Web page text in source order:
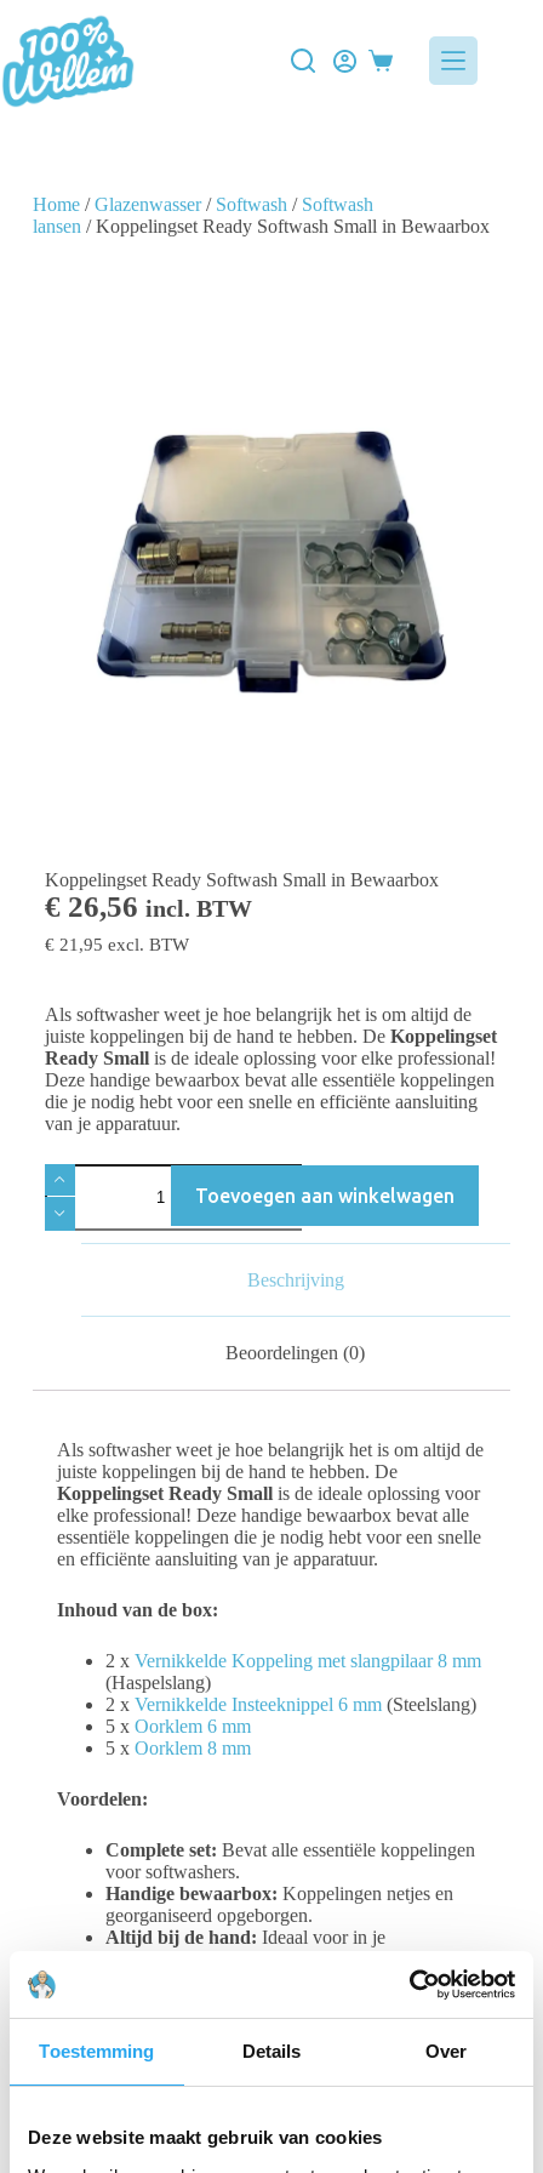
Toestemming Details Over
Deze website maakt gebruik van cookies
Home/Glazenwasser/ Softwash / Softwash
lansen / Koppelingset Ready Softwash Small in Bewaarbox
Koppelingset Ready Softwash Small in Bewaarbox
€26,56 incl. BTW
€21,95 excl. BTW
Als softwasher weet je hoe belangrijk het is om altijd de
juiste koppelingen bij de hand te hebben. De Koppelingset
Ready Smallis de ideale oplossing voor elke professional!
Deze handige bewaarbox bevat alle essentiële koppelingen
die je nodig hebt voor een snelle en efficiënte aansluiting
van je apparatuur.
Toevoegen aan winkelwagen
Beschrijving
Beoordelingen (0)
Als softwasher weet je hoe belangrijk het is om altijd de
juiste koppelingen bij de hand te hebben. De
Koppelingset Ready Smallis de ideale oplossing voor
elke professional! Deze handige bewaarbox bevat alle
essentiële koppelingen die je nodig hebt voor een snelle
en efficiënte aansluiting van je apparatuur.
Inhoud van de box:
2 x Vernikkelde Koppeling met slangpilaar 8 mm
(Haspelslang)
2 x Vernikkelde Insteeknippel 6 mm(Steelslang)
5 x Oorklem 6 mm
5 x Oorklem 8 mm
Voordelen:
Complete set: Bevat alle essentiële koppelingen
voor softwashers.
Handige bewaarbox: Koppelingen netjes en
georganiseerd opgeborgen.
Altijd bij de hand: Ideaal voor in je
corrosiebestendigheid.
Snelle en eenvoudige aansluiting:
Bespaar tijd
en moeite bij het aansluiten van je apparatuur.